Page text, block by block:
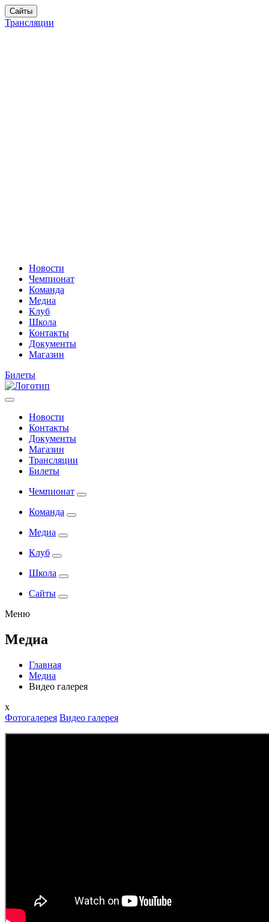
Сайты
Трансляции
Новости
Чемпионат
Команда
Медиа
Клуб
Школа
Контакты
Документы
Магазин
Билеты
Новости
Контакты
Документы
Магазин
Трансляции
Билеты
Чемпионат
Команда
Медиа
Клуб
Школа
Сайты
Меню
Медиа
Главная
Медиа
Видео галерея
x
Фотогалерея Видео галерея